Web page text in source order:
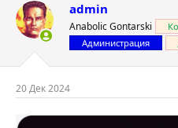
о
р
т
м
ы
а
н
а
ч
а
а
admin
Anabolic Gontarski
Администрация
20 Дек 2024